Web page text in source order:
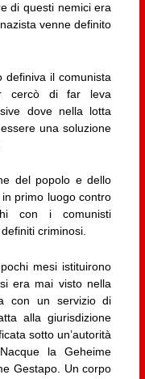
di questi nemici era
venne definito
definiva il comunista
cercò di far leva
dove nella lotta
una soluzione
del popolo e dello
primo luogo contro
con i comunisti
criminosi.
mesi istituirono
era mai visto nella
con un servizio di
alla giurisdizione
sotto un’autorità
la Geheime
Gestapo. Un corpo